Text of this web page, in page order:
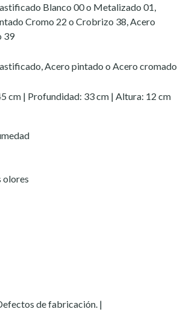
Blanco 00 o Metalizado 01,
Cromo 22 o Crobrizo 38, Acero
39
Acero pintado o Acero cromado
cm | Profundidad: 33 cm | Altura: 12 cm
olores
de fabricación. |